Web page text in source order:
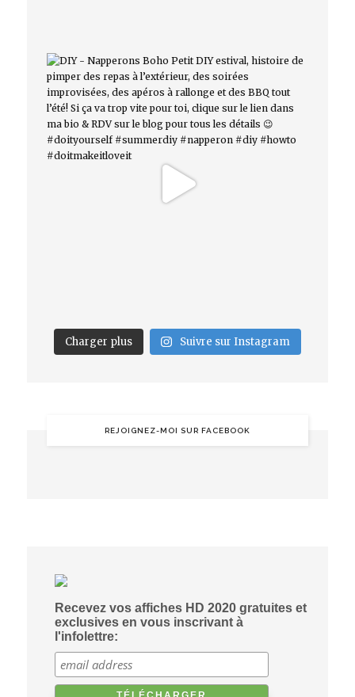
Charger plus Suivre sur Instagram
REJOIGNEZ-MOI SUR FACEBOOK
Recevez vos affiches HD 2020 gratuites et
exclusives en vous inscrivant à
l'infolettre: